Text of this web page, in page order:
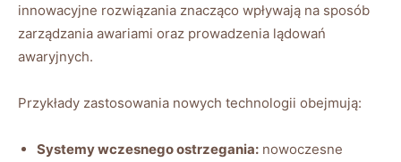
innowacyjne ⁢rozwiązania znacząco wpływają na sposób⁣
zarządzania awariami ‍oraz prowadzenia lądowań
awaryjnych.
Przykłady zastosowania nowych technologii⁤ obejmują:
Systemy wczesnego ostrzegania: ⁣nowoczesne⁢